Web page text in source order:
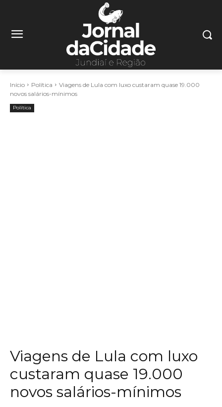
Início Política
Viagens de Lula com luxo custaram quase 19.000
novos salários-mínimos
Política
Viagens de Lula com luxo
custaram quase 19.000
novos salários-mínimos